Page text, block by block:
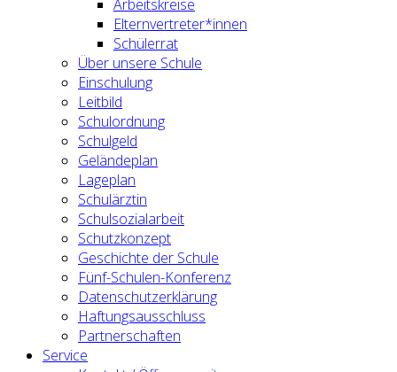
Arbeitskreise
Elternvertreter*innen
Schülerrat
Über unsere Schule
Einschulung
Leitbild
Schulordnung
Schulgeld
Geländeplan
Lageplan
Schulärztin
Schulsozialarbeit
Schutzkonzept
Geschichte der Schule
Fünf-Schulen-Konferenz
Datenschutzerklärung
Haftungsausschluss
Partnerschaften
Service